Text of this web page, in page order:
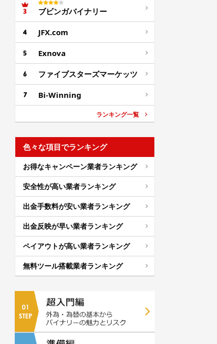
ブビンガバイナリー
JFX.com
Exnova
ファイブスターズマーケッツ
Bi-Winning
ランキング一覧
色々な項目でランキング
お得なキャンペーン業者ランキング
安全性が高い業者ランキング
出金手数料が安い業者ランキング
出金反映が早い業者ランキング
ペイアウトが高い業者ランキング
無料ツール搭載業者ランキング